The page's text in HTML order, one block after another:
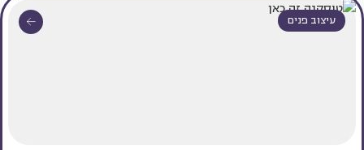
עיצוב פנים